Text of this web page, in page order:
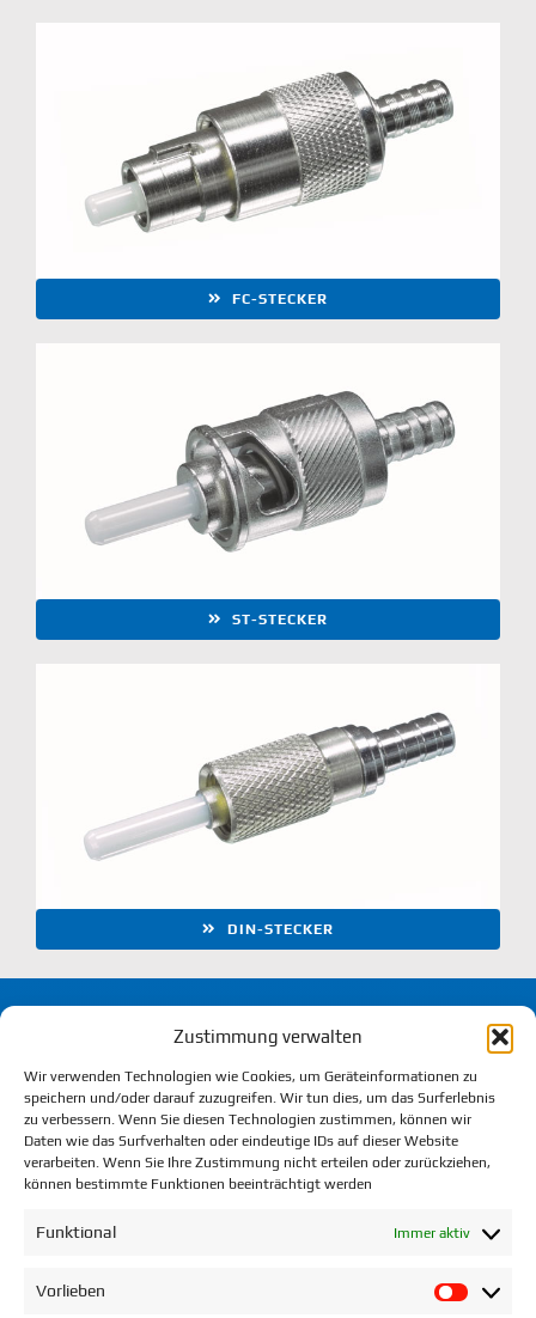
Zustimmung verwalten
Wir verwenden Technologien wie Cookies, um Geräteinformationen zu
speichern und/oder darauf zuzugreifen. Wir tun dies, um das Surferlebnis
zu verbessern. Wenn Sie diesen Technologien zustimmen, können wir
Daten wie das Surfverhalten oder eindeutige IDs auf dieser Website
verarbeiten. Wenn Sie Ihre Zustimmung nicht erteilen oder zurückziehen,
können bestimmte Funktionen beeinträchtigt werden
Funktional Immer aktiv
Vorlieben
FC-STECKER
ST-STECKER
DIN-STECKER
Wir sind für Sie da!
oder Informationen über unsere Produkte?